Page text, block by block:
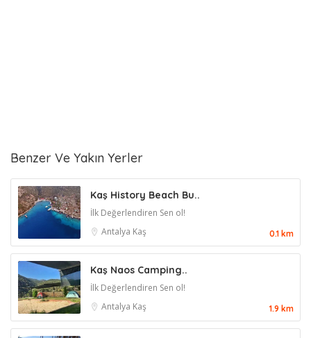
Benzer Ve Yakın Yerler
Kaş History Beach Bu..
İlk Değerlendiren Sen ol!
Antalya Kaş 0.1 km
Kaş Naos Camping..
İlk Değerlendiren Sen ol!
Antalya Kaş 1.9 km